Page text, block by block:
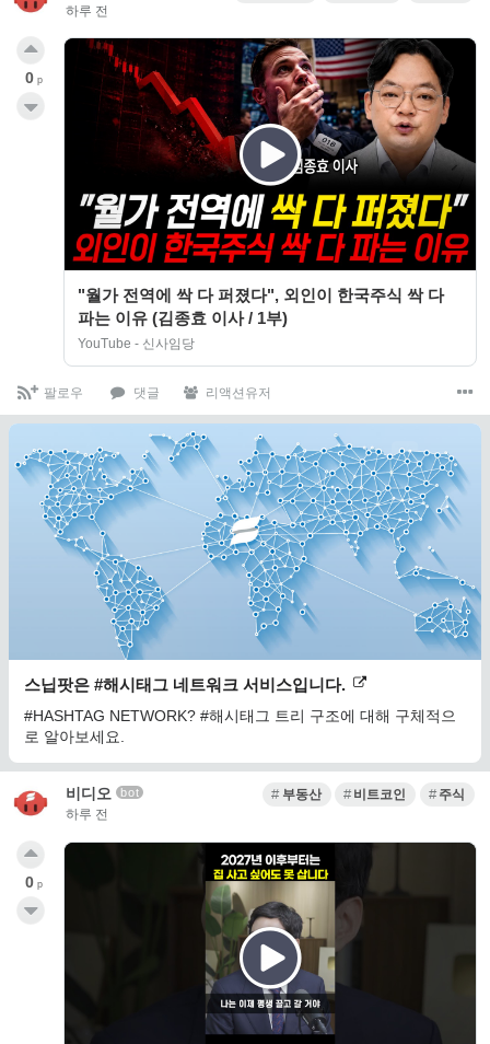
하루 전
"월가 전역에 싹 다 퍼졌다", 외인이 한국주식 싹 다
파는 이유 (김종효 이사 / 1부)
YouTube - 신사임당
0 p
팔로우 댓글 리액션유저
스닙팟은 #해시태그 네트워크 서비스입니다.
#HASHTAG NETWORK? #해시태그 트리 구조에 대해 구체적으
로 알아보세요.
비디오 bot
하루 전
부동산 비트코인 주식
0 p